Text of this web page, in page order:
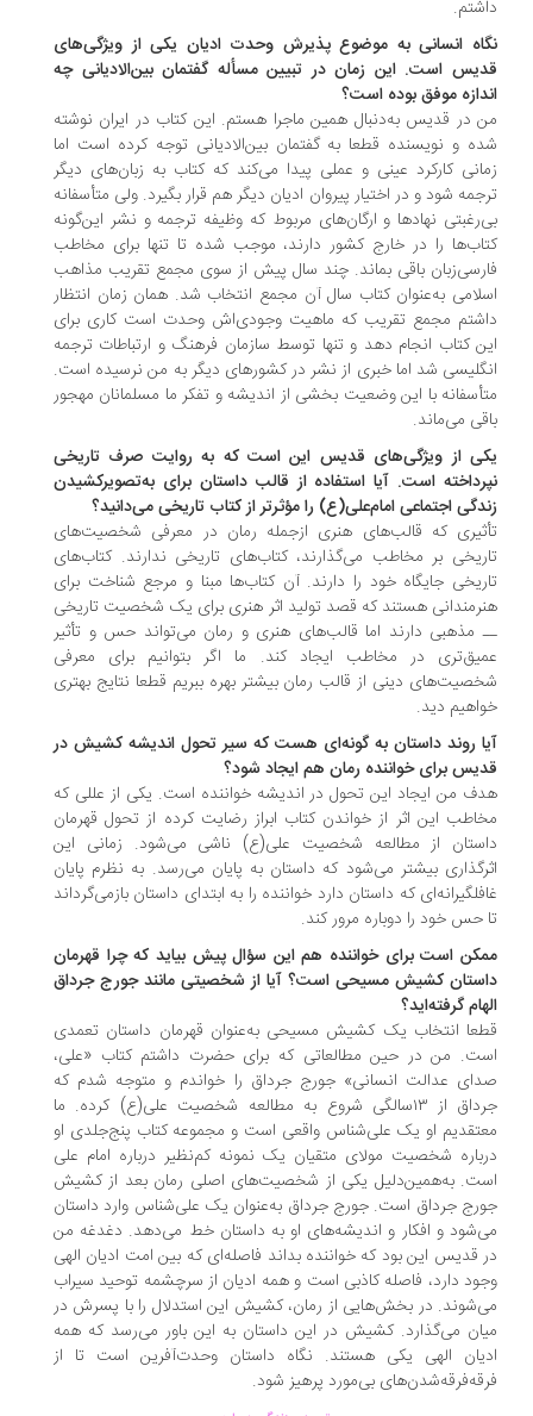
انسانی به موضوع پذیرش وحدت ادیان یکی از ویژگی‌های
است. این زمان در تبیین مسأله گفتمان بین‌الادیانی چه
موفق بوده است؟
در قدیس به‌دنبال همین ماجرا هستم. این کتاب در ایران نوشته
و نویسنده قطعا به گفتمان بین‌الادیانی توجه کرده است اما
کارکرد عینی و عملی پیدا می‌کند که کتاب به زبان‌های دیگر
شود و در اختیار پیروان ادیان دیگر هم قرار بگیرد. ولی متأسفانه
نهادها و ارگان‌های مربوط که وظیفه ترجمه و نشر این‌گونه
را در خارج کشور دارند، موجب شده تا تنها برای مخاطب
باقی بماند. چند سال پیش از سوی مجمع تقریب مذاهب
به‌عنوان کتاب سال آن مجمع انتخاب شد. همان زمان انتظار
مجمع تقریب که ماهیت وجودی‌اش وحدت است کاری برای
کتاب انجام دهد و تنها توسط سازمان فرهنگ و ارتباطات ترجمه
شد اما خبری از نشر در کشورهای دیگر به من نرسیده است.
با این وضعیت بخشی از اندیشه و تفکر ما مسلمانان مهجور
می‌ماند.
از ویژگی‌های قدیس این است که به روایت صرف تاریخی
است. آیا استفاده از قالب داستان برای به‌تصویرکشیدن
اجتماعی امام‌علی(ع) را مؤثرتر از کتاب تاریخی می‌دانید؟
که قالب‌های هنری ازجمله رمان در معرفی شخصیت‌های
بر مخاطب می‌گذارند، کتاب‌های تاریخی ندارند. کتاب‌های
جایگاه خود را دارند. آن کتاب‌ها مبنا و مرجع شناخت برای
هستند که قصد تولید اثر هنری برای یک شخصیت تاریخی
مذهبی دارند اما قالب‌های هنری و رمان می‌تواند حس و تأثیر
در مخاطب ایجاد کند. ما اگر بتوانیم برای معرفی
دینی از قالب رمان بیشتر بهره ببریم قطعا نتایج بهتری
دید.
روند داستان به گونه‌ای هست که سیر تحول اندیشه کشیش در
برای خواننده رمان هم ایجاد شود؟
من ایجاد این تحول در اندیشه خواننده است. یکی از عللی که
این اثر از خواندن کتاب ابراز رضایت کرده از تحول قهرمان
از مطالعه شخصیت علی(ع) ناشی می‌شود. زمانی این
بیشتر می‌شود که داستان به پایان می‌رسد. به نظرم پایان
که داستان دارد خواننده را به ابتدای داستان بازمی‌گرداند
حس خود را دوباره مرور کند.
است برای خواننده هم این سؤال پیش بیاید که چرا قهرمان
کشیش مسیحی است؟ آیا از شخصیتی مانند جورج جرداق
گرفته‌اید؟
انتخاب یک کشیش مسیحی به‌عنوان قهرمان داستان تعمدی
من در حین مطالعاتی که برای حضرت داشتم کتاب «علی،
عدالت انسانی» جورج جرداق را خواندم و متوجه شدم که
جرداق از ۱۳سالگی شروع به مطالعه شخصیت علی(ع) کرده. ما
او یک علی‌شناس واقعی است و مجموعه کتاب پنج‌جلدی او
شخصیت مولای متقیان یک نمونه کم‌نظیر درباره امام علی
به‌‌همین‌دلیل یکی از شخصیت‌های اصلی رمان بعد از کشیش
جرداق است. جورج جرداق به‌عنوان یک علی‌شناس وارد داستان
و افکار و اندیشه‌های او به داستان خط می‌دهد. دغدغه من
قدیس این بود که خواننده بداند فاصله‌ای که بین امت ادیان الهی
دارد، فاصله کاذبی است و همه ادیان از سرچشمه توحید سیراب
در بخش‌هایی از رمان، کشیش این استدلال را با پسرش در
می‌گذارد. کشیش در این داستان به این باور می‌رسد که همه
الهی یکی هستند. نگاه داستان وحدت‌آفرین است تا از
بی‌مورد پرهیز شود.